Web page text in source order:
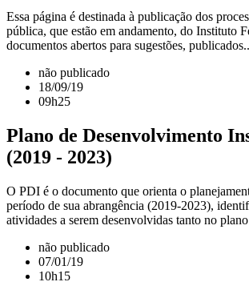
Essa página é destinada à publicação dos
pública, que estão em andamento, do Instituto
documentos abertos para sugestões,
não publicado
18/09/19
09h25
Plano de Desenvolvimento
(2019 - 2023)
O PDI é o documento que orienta o
período de sua abrangência (2019-2023),
atividades a serem desenvolvidas tanto no
não publicado
07/01/19
10h15